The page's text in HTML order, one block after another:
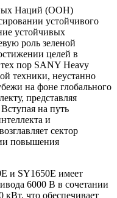
Наций (ООН)
устойчивого
устойчивых
роль зеленой
целей в
пор SANY Heavy
техники, неустанно
на фоне глобального
представляя
на путь
и
сектор
повышения
и SY1650E имеет
6000 В в сочетании
кВт, что обеспечивает